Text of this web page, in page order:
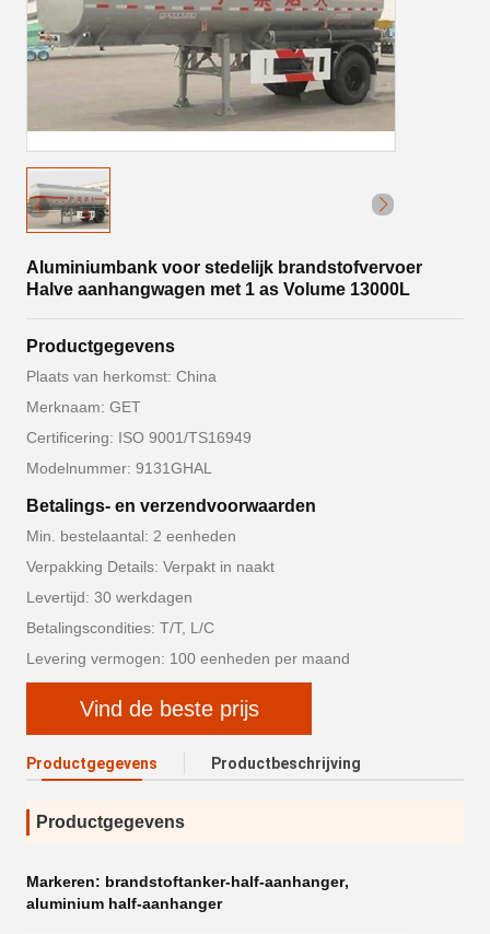
Aluminiumbank voor stedelijk brandstofvervoer
Halve aanhangwagen met 1 as Volume 13000L
Productgegevens
Plaats van herkomst: China
Merknaam: GET
Certificering: ISO 9001/TS16949
Modelnummer: 9131GHAL
Betalings- en verzendvoorwaarden
Min. bestelaantal: 2 eenheden
Verpakking Details: Verpakt in naakt
Levertijd: 30 werkdagen
Betalingscondities: T/T, L/C
Levering vermogen: 100 eenheden per maand
Vind de beste prijs
Productgegevens Productbeschrijving
Productgegevens
Markeren: brandstoftanker-half-aanhanger,
aluminium half-aanhanger